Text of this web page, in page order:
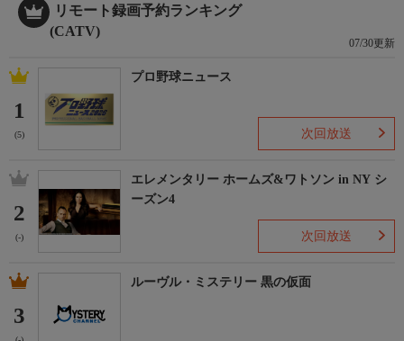
東海地方の人達が知っているつもりのド定番のスポット・話題・
人などの知られざるポイントを太田光が独自の目線で徹底深掘
り！
HP
https://bs.tbs.co.jp/entertainment/delalover/
2026年
おしらせ
＊この番組はＨＤ放送からのアップコンバートです。
リモート録画予約ランキング
(CATV)
07/30更新
1
(5)
プロ野球ニュース
次回放送
2
(-)
エレメンタリー ホームズ&ワトソン in NY シ
ーズン4
次回放送
3
ルーヴル・ミステリー 黒の仮面